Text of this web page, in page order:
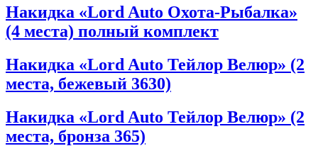
Накидка «Lord Auto Охота-Рыбалка»
(4 места) полный комплект
Накидка «Lord Auto Тейлор Велюр» (2
места, бежевый 3630)
Накидка «Lord Auto Тейлор Велюр» (2
места, бронза 365)